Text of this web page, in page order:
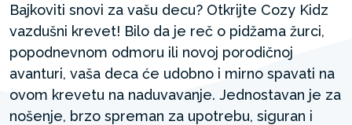
Bajkoviti snovi za vašu decu? Otkrijte Cozy Kidz
vazdušni krevet! Bilo da je reč o pidžama žurci,
popodnevnom odmoru ili novoj porodičnoj
avanturi, vaša deca će udobno i mirno spavati na
ovom krevetu na naduvavanje. Jednostavan je za
nošenje, brzo spreman za upotrebu, siguran i